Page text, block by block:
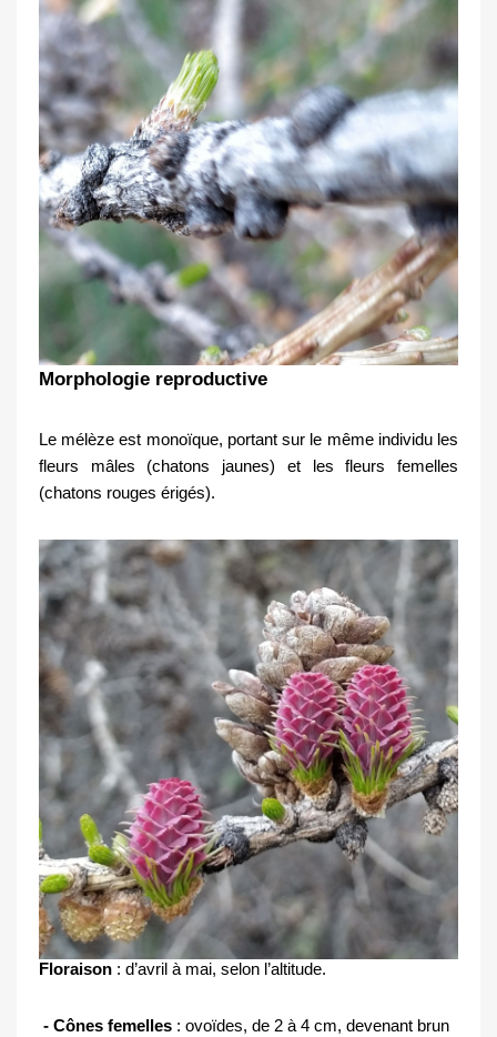
Morphologie reproductive
Le mélèze est monoïque, portant sur le même individu les
fleurs mâles (chatons jaunes) et les fleurs femelles
(chatons rouges érigés).
Floraison : d’avril à mai, selon l’altitude.
- Cônes femelles : ovoïdes, de 2 à 4 cm, devenant brun